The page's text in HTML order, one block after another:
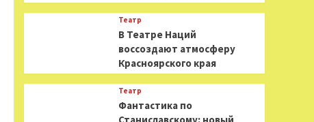
Театр
В Театре Наций
воссоздают атмосферу
Красноярского края
Театр
Фантастика по